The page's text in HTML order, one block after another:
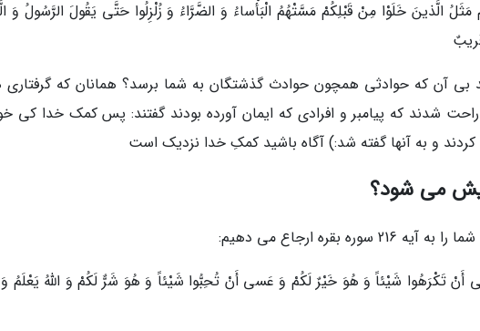
الَّذینَ خَلَوْا مِنْ قَبْلِکُمْ مَسَّتْهُمُ الْبَأْساءُ وَ الضَّرَّاءُ وَ زُلْزِلُوا حَتَّی یَقُولَ الرَّسُولُ وَ
آن که حوادثی همچون حوادث گذشتگان به شما برسد؟ همانان که گرفتاری
شدند که پیامبر و افرادی که ایمان آورده بودند گفتند: پس کمک خدا کی
و به آنها گفته شد:) آگاه باشید کمکِ خدا نزدیک است
می شود؟
ارجاع می دهیم:
تَکْرَهُوا شَیْئاً وَ هُوَ خَیْرٌ لَکُمْ وَ عَسی أَنْ تُحِبُّوا شَیْئاً وَ هُوَ شَرٌّ لَکُمْ وَ اللَّهُ یَعْلَمُ وَ